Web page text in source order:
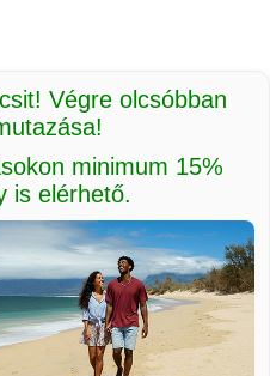
Végre olcsóbban
minimum 15%
is elérhető.